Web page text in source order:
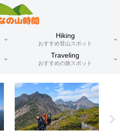
Hiking
おすすめ登山スポット
Traveling
おすすめの旅スポット